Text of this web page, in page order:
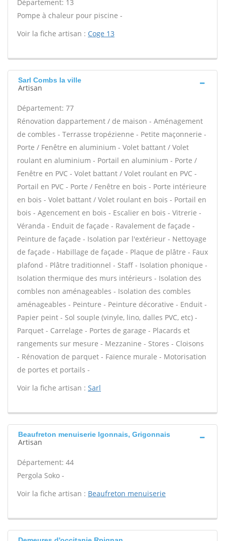
Département: 13
Pompe à chaleur pour piscine -
Voir la fiche artisan : Coge 13
Sarl Combs la ville
Artisan
Département: 77
Rénovation dappartement / de maison - Aménagement
de combles - Terrasse tropézienne - Petite maçonnerie -
Porte / Fenêtre en aluminium - Volet battant / Volet
roulant en aluminium - Portail en aluminium - Porte /
Fenêtre en PVC - Volet battant / Volet roulant en PVC -
Portail en PVC - Porte / Fenêtre en bois - Porte intérieure
en bois - Volet battant / Volet roulant en bois - Portail en
bois - Agencement en bois - Escalier en bois - Vitrerie -
Véranda - Enduit de façade - Ravalement de façade -
Peinture de façade - Isolation par l'extérieur - Nettoyage
de façade - Habillage de façade - Plaque de plâtre - Faux
plafond - Plâtre traditionnel - Staff - Isolation phonique -
Isolation thermique des murs intérieurs - Isolation des
combles non aménageables - Isolation des combles
aménageables - Peinture - Peinture décorative - Enduit -
Papier peint - Sol souple (vinyle, lino, dalles PVC, etc) -
Parquet - Carrelage - Portes de garage - Placards et
rangements sur mesure - Mezzanine - Stores - Cloisons
- Rénovation de parquet - Faïence murale - Motorisation
de portes et portails -
Voir la fiche artisan : Sarl
Beaufreton menuiserie Igonnais, Grigonnais
Artisan
Département: 44
Pergola Soko -
Voir la fiche artisan : Beaufreton menuiserie